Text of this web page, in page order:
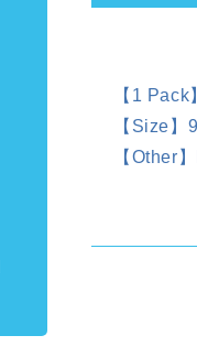
【1
【Size
【Other